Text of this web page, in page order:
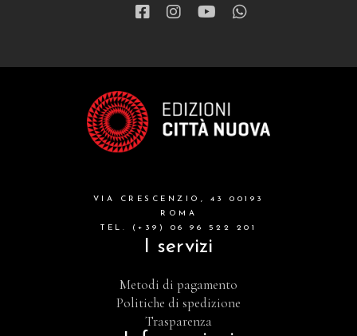
VIA CRESCENZIO, 43 00193
ROMA
TEL. (+39) 06 96 522 201
I servizi
Metodi di pagamento
Politiche di spedizione
Trasparenza